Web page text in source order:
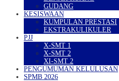
GUDANG
KESISWAAN
KUMPULAN PRESTASI
EKSTRAKULIKULER
PJJ
X-SMT 1
X-SMT 2
XI-SMT 2
PENGUMUMAN KELULUSAN
SPMB 2026